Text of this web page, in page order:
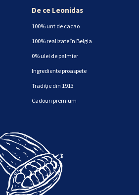
De ce Leonidas
100% unt de cacao
100% realizate în Belgia
0% ulei de palmier
Ingrediente proaspete
Tradiție din 1913
Cadouri premium